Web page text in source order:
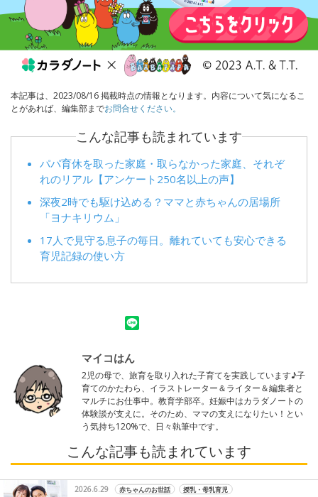
本記事は、2023/08/16 掲載時点の情報となります。内容について気になるこ
とがあれば、編集部までお問合せください。
こんな記事も読まれています
パパ育休を取った家庭・取らなかった家庭、それぞ
れのリアル【アンケート250名以上の声】
深夜2時でも駆け込める？ママと赤ちゃんの居場所
「ヨナキリウム」
17人で見守る息子の毎日。離れていても安心できる
育児記録の使い方
マイコはん
2児の母で、旅育を取り入れた子育てを実践しています♪子
育てのかたわら、イラストレーター＆ライター＆編集者と
マルチにお仕事中。教育学部卒。妊娠中はカラダノートの
体験談が支えに。そのため、ママの支えになりたい！とい
う気持ち120%で、日々執筆中です。
こんな記事も読まれています
2026.6.29 赤ちゃんのお世話 授乳・母乳育児